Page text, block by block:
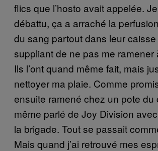
flics que l’hosto avait appelée.
débattu, ça a arraché la
du sang partout dans leur
suppliant de ne pas me ramener
Ils l’ont quand même fait, mais
nettoyer ma plaie. Comme
ensuite ramené chez un pote du
même parlé de Joy Division
la brigade. Tout se passait
Mais quand j’ai retrouvé mes